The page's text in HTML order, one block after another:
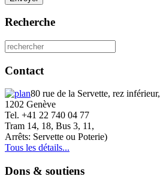
Recherche
Contact
80 rue de la Servette, rez inférieur,
1202 Genève
Tel. +41 22 740 04 77
Tram 14, 18, Bus 3, 11,
Arrêts: Servette ou Poterie)
Tous les détails...
Dons & soutiens